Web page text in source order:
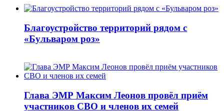
Благоустройство территорий рядом с
«Бульваром роз»
Глава ЭМР Максим Леонов провёл приём
участников СВО и членов их семей